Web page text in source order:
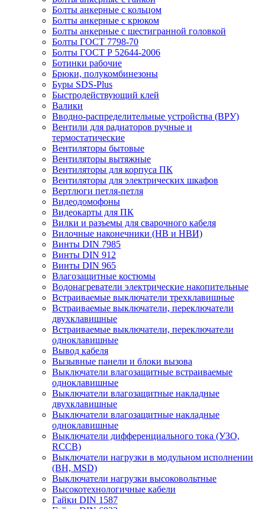
Болты анкерные с кольцом
Болты анкерные с крюком
Болты анкерные с шестигранной головкой
Болты ГОСТ 7798-70
Болты ГОСТ Р 52644-2006
Ботинки рабочие
Брюки, полукомбинезоны
Буры SDS-Plus
Быстродействующий клей
Валики
Вводно-распределительные устройства (ВРУ)
Вентили для радиаторов ручные и
термостатические
Вентиляторы бытовые
Вентиляторы вытяжные
Вентиляторы для корпуса ПК
Вентиляторы для электрических шкафов
Вертлюги петля-петля
Видеодомофоны
Видеокарты для ПК
Вилки и разъемы для сварочного кабеля
Вилочные наконечники (НВ и НВИ)
Винты DIN 7985
Винты DIN 912
Винты DIN 965
Влагозащитные костюмы
Водонагреватели электрические накопительные
Встраиваемые выключатели трехклавишные
Встраиваемые выключатели, переключатели
двухклавишные
Встраиваемые выключатели, переключатели
одноклавишные
Вывод кабеля
Вызывные панели и блоки вызова
Выключатели влагозащитные встраиваемые
одноклавишные
Выключатели влагозащитные накладные
двухклавишные
Выключатели влагозащитные накладные
одноклавишные
Выключатели дифференциального тока (УЗО,
RCCB)
Выключатели нагрузки в модульном исполнении
(ВН, MSD)
Выключатели нагрузки высоковольтные
Высокотехнологичные кабели
Гайки DIN 1587